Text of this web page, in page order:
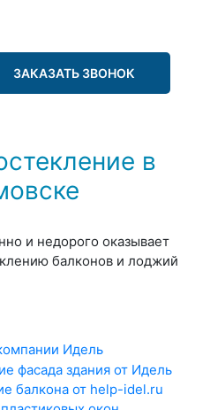
ЗАКАЗАТЬ ЗВОНОК
в
и недорого оказывает
балконов и лоджий